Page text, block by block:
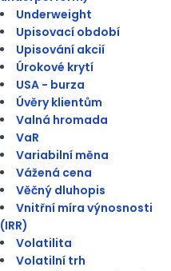
Underweight
Upisovací období
Upisování akcií
Úrokové krytí
USA - burza
Úvěry klientům
Valná hromada
VaR
Variabilní měna
Vážená cena
Věčný dluhopis
Vnitřní míra výnosnosti
(IRR)
Volatilita
Volatilní trh